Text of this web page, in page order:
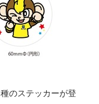
のステッカーが登